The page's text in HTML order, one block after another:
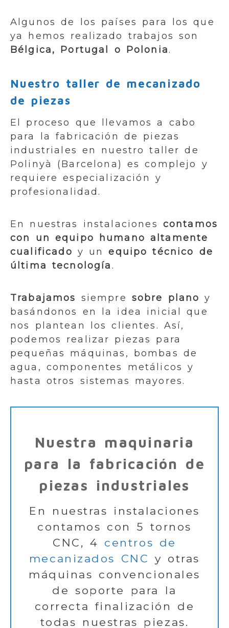
Algunos de los países para los que
ya hemos realizado trabajos son
Bélgica, Portugal o Polonia.
Nuestro taller de mecanizado
de piezas
El proceso que llevamos a cabo
para la fabricación de piezas
industriales en nuestro taller de
Polinyà (Barcelona) es complejo y
requiere especialización y
profesionalidad.
En nuestras instalaciones contamos
con un equipo humano altamente
cualificado y unequipo técnico de
última tecnología .
Trabajamos siempre sobre plano y
basándonos en la idea inicial que
nos plantean los clientes. Así,
podemos realizar piezas para
pequeñas máquinas, bombas de
agua, componentes metálicos y
hasta otros sistemas mayores.
Nuestra maquinaria
para la fabricación de
piezas industriales
En nuestras instalaciones
contamos con 5 tornos
CNC, 4 centros de
mecanizados CNCy otras
máquinas convencionales
de soporte para la
correcta finalización de
todas nuestras piezas.